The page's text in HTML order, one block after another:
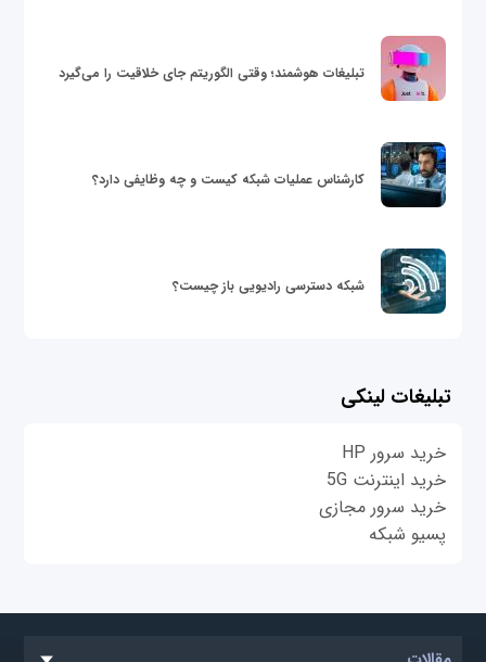
تبلیغات هوشمند؛ وقتی الگوریتم جای خلاقیت را می‌گیرد
کارشناس عملیات شبکه کیست و چه وظایفی دارد؟
شبکه دسترسی رادیویی باز چیست؟
تبلیغات لینکی
خرید سرور HP
خرید اینترنت 5G
خرید سرور مجازی
پسیو شبکه